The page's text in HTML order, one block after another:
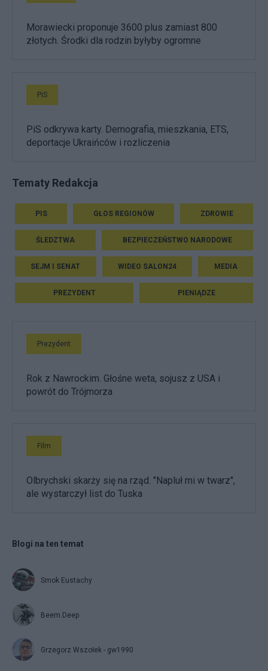
Morawiecki proponuje 3600 plus zamiast 800
złotych. Środki dla rodzin byłyby ogromne
PiS
PiS odkrywa karty. Demografia, mieszkania, ETS,
deportacje Ukraińców i rozliczenia
Tematy Redakcja
PIS GŁOS REGIONÓW ZDROWIE
ŚLEDZTWA BEZPIECZEŃSTWO NARODOWE
SEJM I SENAT WIDEO SALON24 MEDIA
PREZYDENT PIENIĄDZE
Prezydent
Rok z Nawrockim. Głośne weta, sojusz z USA i
powrót do Trójmorza
Film
Olbrychski skarży się na rząd. "Napluł mi w twarz",
ale wystarczył list do Tuska
Blogi na ten temat
Smok Eustachy
Beem.Deep
Grzegorz Wszołek - gw1990